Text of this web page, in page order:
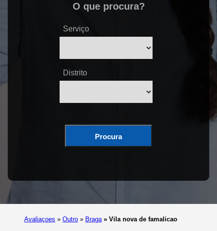
O que procura?
Serviço
Distrito
Procura
Avaliaçoes » Outro » Braga » Vila nova de famalicao